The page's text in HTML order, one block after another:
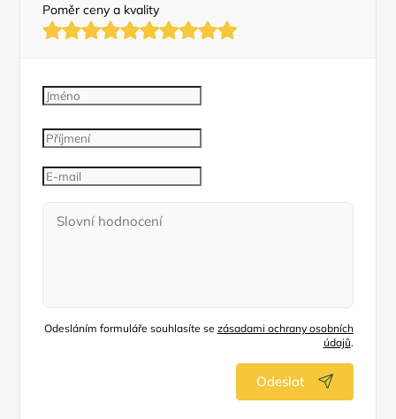
Poměr ceny a kvality
Odesláním formuláře souhlasíte se zásadami ochrany osobních
údajů.
Odeslat